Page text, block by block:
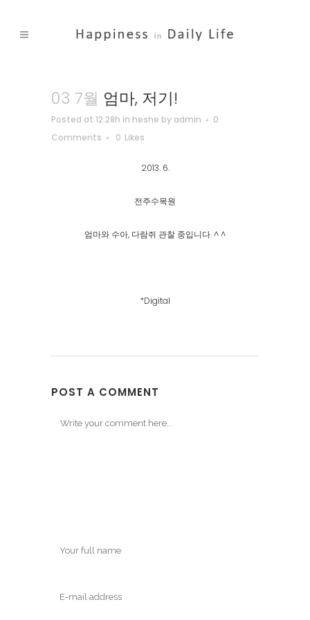
03 7월 엄마, 저기!
Posted at 12:28h in heshe by admin
0
Comments
0 Likes
2013. 6.
전주수목원
엄마와 수아, 다람쥐 관찰 중입니다. ^ ^
*Digital
POST A COMMENT